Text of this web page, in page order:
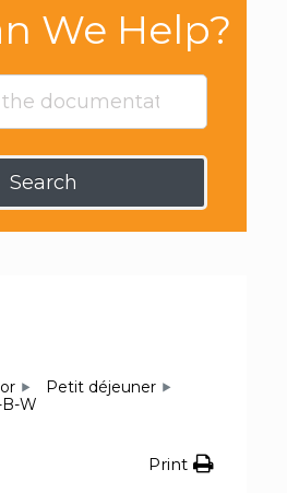
We Help?
Search
Petit déjeuner
B-W
Print